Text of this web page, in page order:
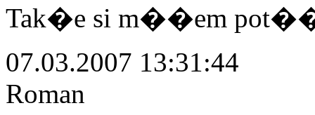
Tak�e si m��em
07.03.2007 13:31:44
Roman